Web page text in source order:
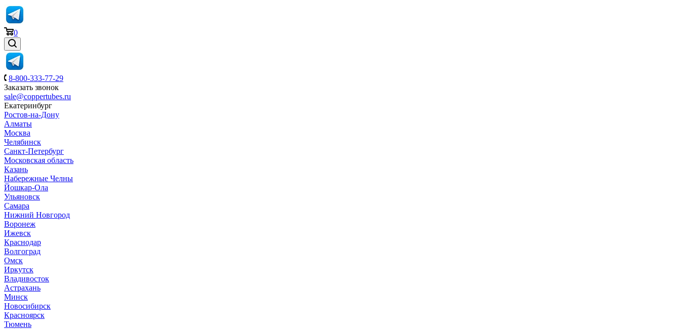
0
8-800-333-77-29
Заказать звонок
sale@coppertubes.ru
Екатеринбург
Ростов-на-Дону
Алматы
Москва
Челябинск
Санкт-Петербург
Московская область
Казань
Набережные Челны
Йошкар-Ола
Ульяновск
Самара
Нижний Новгород
Воронеж
Ижевск
Краснодар
Волгоград
Омск
Иркутск
Владивосток
Астрахань
Минск
Новосибирск
Красноярск
Тюмень